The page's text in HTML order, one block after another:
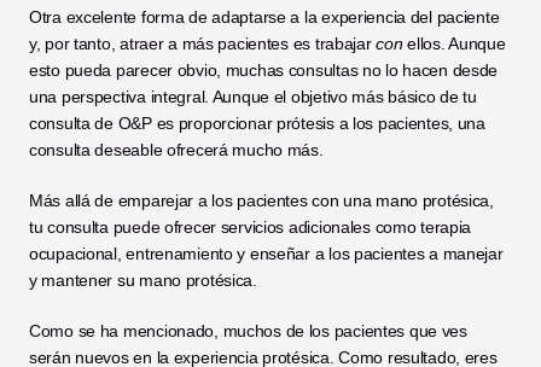
Otra excelente forma de adaptarse a la experiencia del paciente
y, por tanto, atraer a más pacientes es trabajar con ellos. Aunque
esto pueda parecer obvio, muchas consultas no lo hacen desde
una perspectiva integral. Aunque el objetivo más básico de tu
consulta de O&P es proporcionar prótesis a los pacientes, una
consulta deseable ofrecerá mucho más.
Más allá de emparejar a los pacientes con una mano protésica,
tu consulta puede ofrecer servicios adicionales como terapia
ocupacional, entrenamiento y enseñar a los pacientes a manejar
y mantener su mano protésica.
Como se ha mencionado, muchos de los pacientes que ves
serán nuevos en la experiencia protésica. Como resultado, eres